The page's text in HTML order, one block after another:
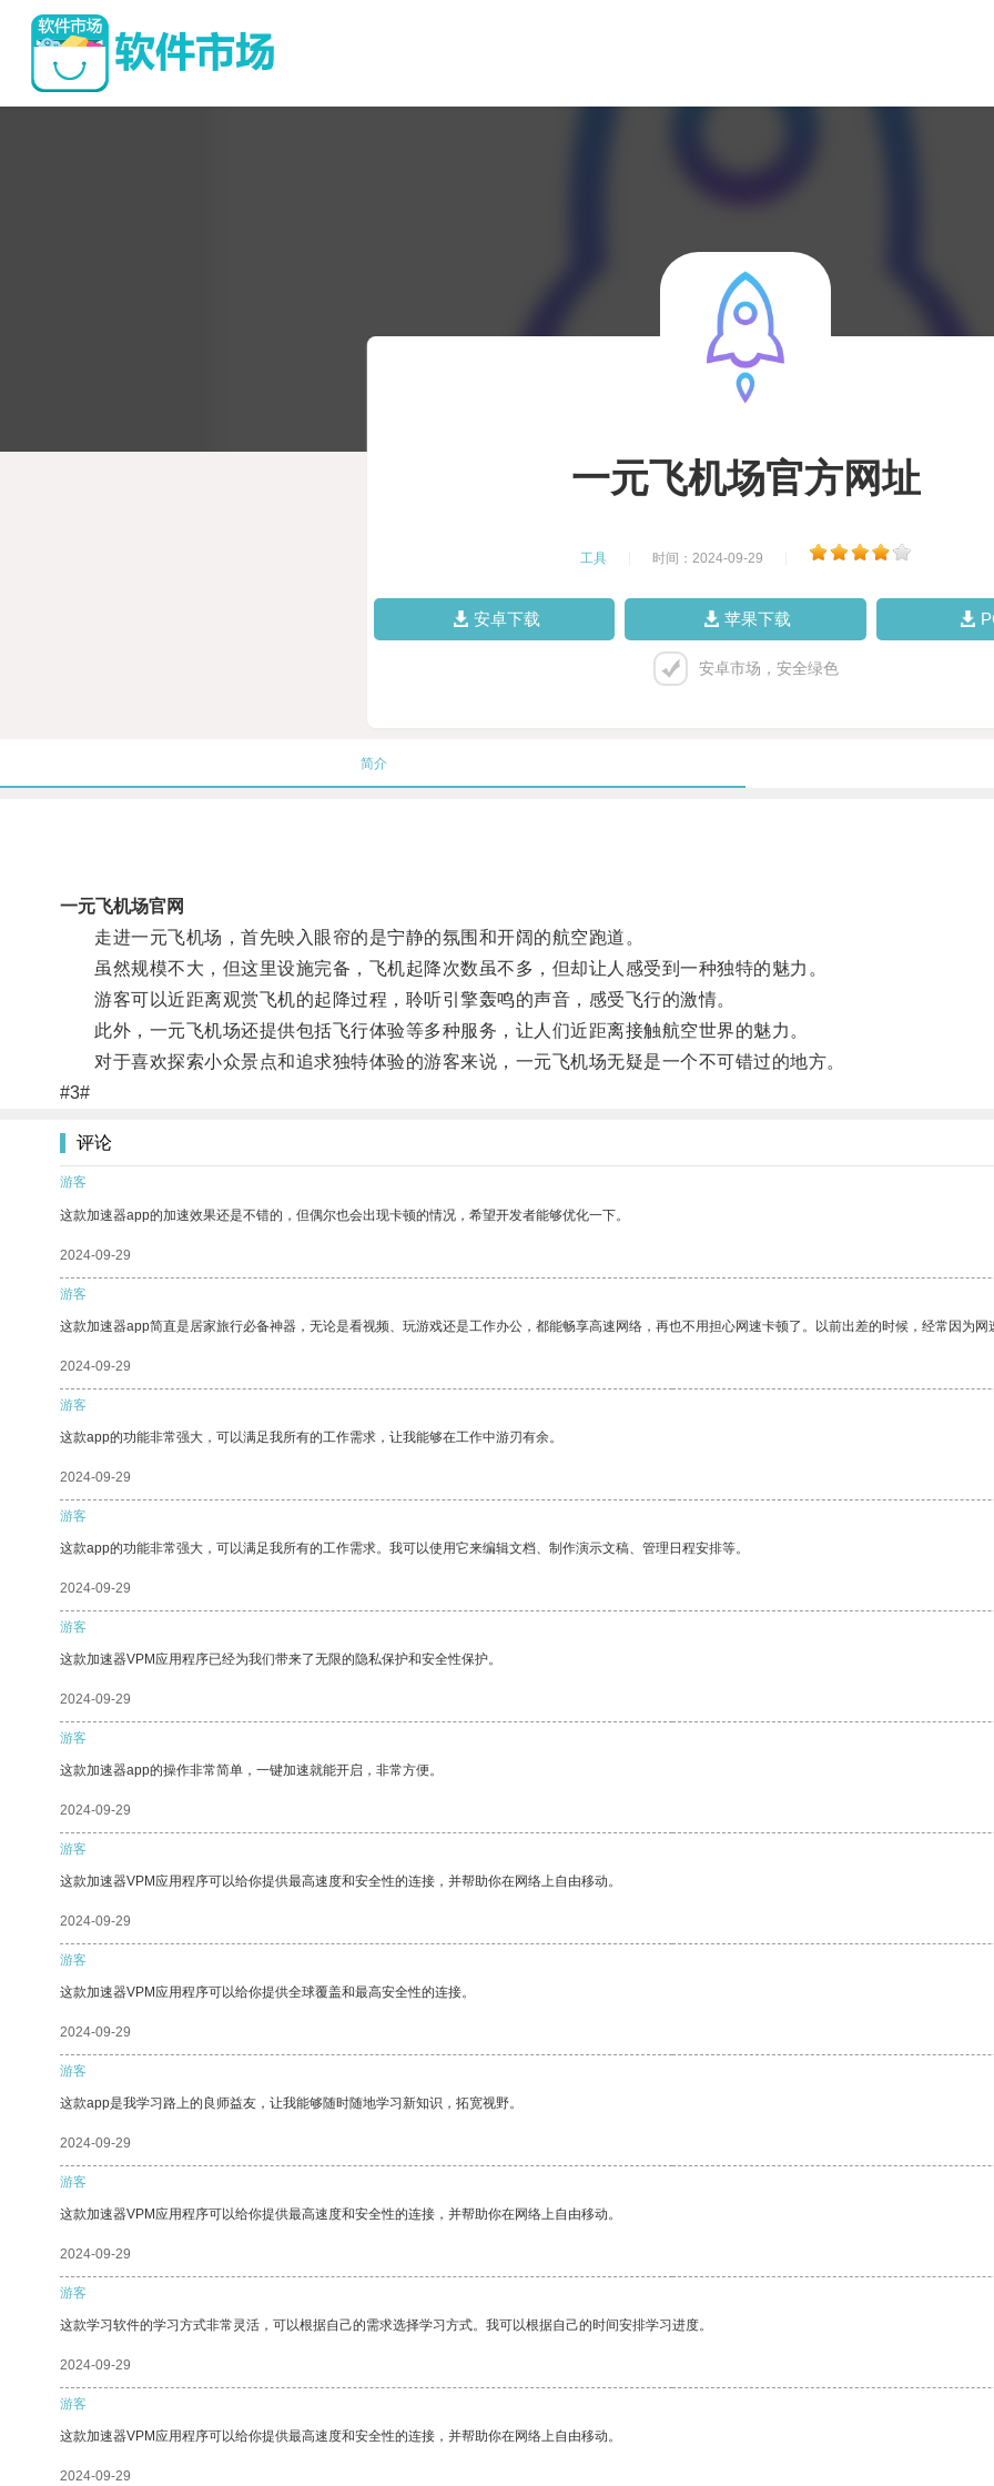
一元飞机场官方网址
工具 时间：2024-09-29
安卓下载 苹果下载
安卓市场，安全绿色
简介
一元飞机场官网
走进一元飞机场，首先映入眼帘的是宁静的氛围和开阔的航空跑道。
虽然规模不大，但这里设施完备，飞机起降次数虽不多，但却让人感受到一种独特的魅力。
游客可以近距离观赏飞机的起降过程，聆听引擎轰鸣的声音，感受飞行的激情。
此外，一元飞机场还提供包括飞行体验等多种服务，让人们近距离接触航空世界的魅力。
对于喜欢探索小众景点和追求独特体验的游客来说，一元飞机场无疑是一个不可错过的地方。
#3#
评论
游客
这款加速器app的加速效果还是不错的，但偶尔也会出现卡顿的情况，希望开发者能够优化一下。
2024-09-29
游客
这款加速器app简直是居家旅行必备神器，无论是看视频、玩游戏还是工作办公，都能畅享高速网络，再也不用担心网速卡顿了。以前出差的时候，经常因为
2024-09-29
游客
这款app的功能非常强大，可以满足我所有的工作需求，让我能够在工作中游刃有余。
2024-09-29
游客
这款app的功能非常强大，可以满足我所有的工作需求。我可以使用它来编辑文档、制作演示文稿、管理日程安排等。
2024-09-29
游客
这款加速器VPM应用程序已经为我们带来了无限的隐私保护和安全性保护。
2024-09-29
游客
这款加速器app的操作非常简单，一键加速就能开启，非常方便。
2024-09-29
游客
这款加速器VPM应用程序可以给你提供最高速度和安全性的连接，并帮助你在网络上自由移动。
2024-09-29
游客
这款加速器VPM应用程序可以给你提供全球覆盖和最高安全性的连接。
2024-09-29
游客
这款app是我学习路上的良师益友，让我能够随时随地学习新知识，拓宽视野。
2024-09-29
游客
这款加速器VPM应用程序可以给你提供最高速度和安全性的连接，并帮助你在网络上自由移动。
2024-09-29
游客
这款学习软件的学习方式非常灵活，可以根据自己的需求选择学习方式。我可以根据自己的时间安排学习进度。
2024-09-29
游客
这款加速器VPM应用程序可以给你提供最高速度和安全性的连接，并帮助你在网络上自由移动。
2024-09-29